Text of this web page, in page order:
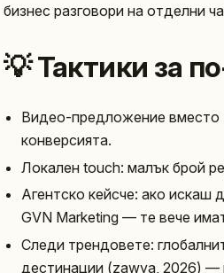
бизнес разговори на отделни
💡 Тактики за
Видео-предложение вместо
конверсията.
Локален touch: малък брой
Агентско кейсче: ако искаш
GVN Marketing — те вече
Следи трендовете:
дестинации (zawya, 2026) —